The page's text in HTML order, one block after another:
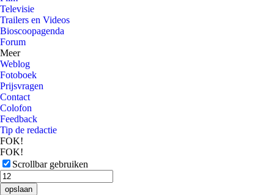
Televisie
Trailers en Videos
Bioscoopagenda
Forum
Meer
Weblog
Fotoboek
Prijsvragen
Contact
Colofon
Feedback
Tip de redactie
FOK!
FOK!
Scrollbar gebruiken
opslaan